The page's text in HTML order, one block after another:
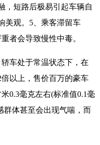
，短路后极易引起车辆自
美观。5、乘客滞留车
者会导致慢性中毒。
车处于常温状态下，在
以上，售价百万的豪车
0.3毫克左右(标准值0.1毫
群体甚至会出现气喘，而